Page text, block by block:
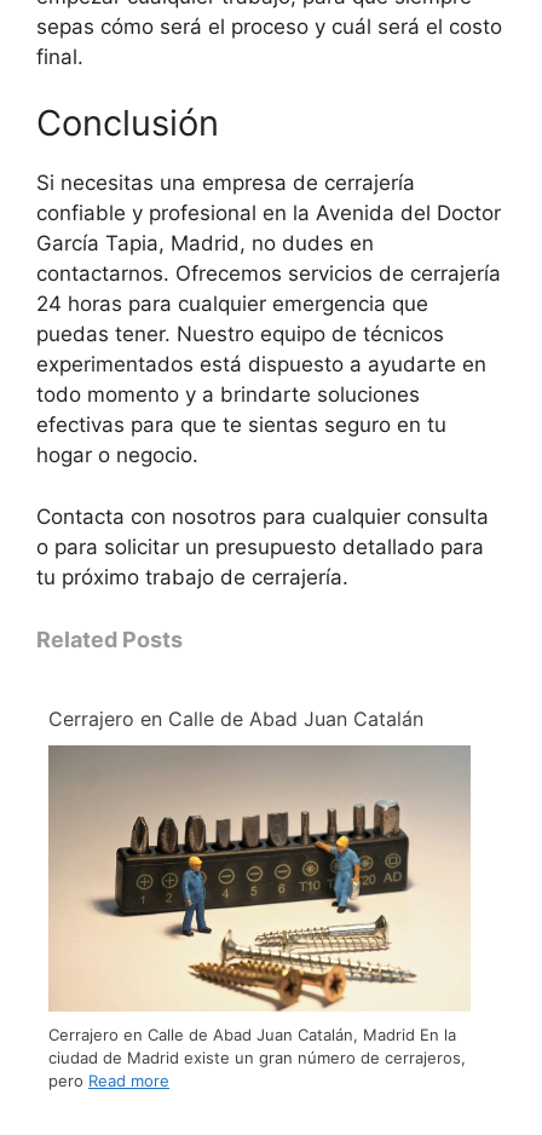
sepas cómo será el proceso y cuál será el costo
final.
Conclusión
Si necesitas una empresa de cerrajería
confiable y profesional en la Avenida del Doctor
García Tapia, Madrid, no dudes en
contactarnos. Ofrecemos servicios de cerrajería
24 horas para cualquier emergencia que
puedas tener. Nuestro equipo de técnicos
experimentados está dispuesto a ayudarte en
todo momento y a brindarte soluciones
efectivas para que te sientas seguro en tu
hogar o negocio.
Contacta con nosotros para cualquier consulta
o para solicitar un presupuesto detallado para
tu próximo trabajo de cerrajería.
Related Posts
Cerrajero en Calle de Abad Juan Catalán
Cerrajero en Calle de Abad Juan Catalán, Madrid En la
ciudad de Madrid existe un gran número de cerrajeros,
pero Read more